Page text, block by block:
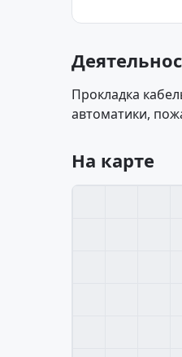
Прокладка
автоматики,
На карте